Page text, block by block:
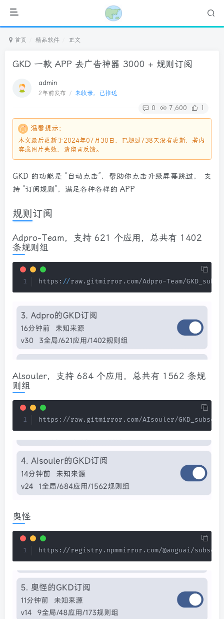
首页 精品软件 正文
GKD 一款 APP 去广告神器 3000 + 规则订阅
admin
2年前发布 / 未收录，已推送
0 7,600 1
温馨提示：
本文最后更新于2024年07月30日，已超过738天没有更新，若内
容或图片失效，请留言反馈。
GKD 的功能是 “自动点击”，帮助你点击升级屏幕跳过， 支
持 “订阅规则”，满足各种各样的 APP
规则订阅
Adpro-Team，支持 621 个应用，总共有 1402
条规则组
https: //raw. gitmirror . com/Adpro-Team/
Alsouler，支持 684 个应用，总共有 1562 条规
则组
https://raw.gitmirror.com/AIsouler/
奥怪
https://registry.npmmirror.com/@aoguai/